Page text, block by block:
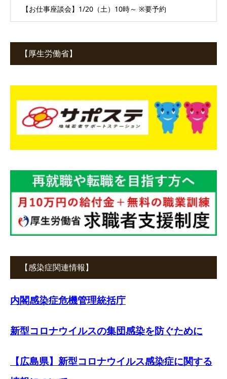
【お仕事座談会】1/20（土）10時～ ※要予約
【厚生労働省】
【感染症関連情報】
内閣感染症危機管理統括庁
新型コロナウイルスの集団感染を防ぐために
【広島県】新型コロナウイルス感染症に関する